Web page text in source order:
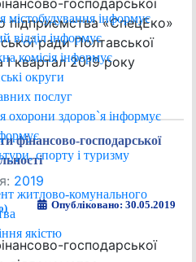
містобудування інформує
відділ інформує
комісія інформує
округи
послуг
охорони здоров`я інформує
спорту і туризму
житлово-комунального
якістю
господарської
підприємства «СпецЕко»
ради Полтавської
І квартал 2019 року
фінансово-господарської
2019
Опубліковано: 30.05.2019
господарської